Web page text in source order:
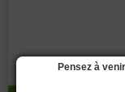
Pensez à